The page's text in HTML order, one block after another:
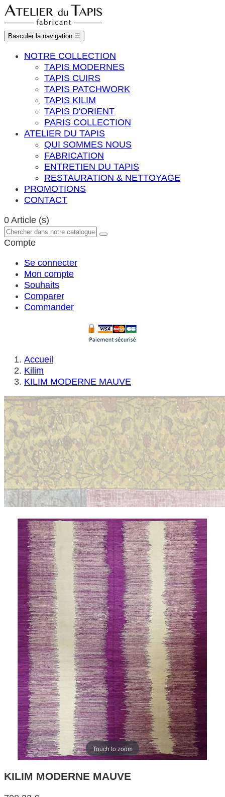
Basculer la navigation ☰
NOTRE COLLECTION
TAPIS MODERNES
TAPIS CUIRS
TAPIS PATCHWORK
TAPIS KILIM
TAPIS D'ORIENT
PARIS COLLECTION
ATELIER DU TAPIS
QUI SOMMES NOUS
FABRICATION
ENTRETIEN DU TAPIS
RESTAURATION & NETTOYAGE
PROMOTIONS
CONTACT
0 Article (s)
Compte
Se connecter
Mon compte
Souhaits
Comparer
Commander
Accueil
Kilim
KILIM MODERNE MAUVE
Touch to zoom
KILIM MODERNE MAUVE